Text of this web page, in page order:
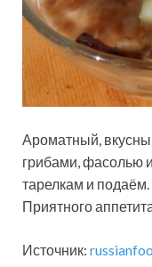
Ароматный,
грибами, фасолью
тарелкам и подаём.
Приятного
Источник: